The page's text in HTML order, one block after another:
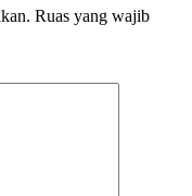
Ruas yang wajib